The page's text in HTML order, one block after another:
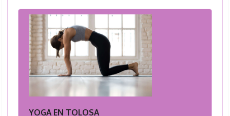
YOGA EN TOLOSA